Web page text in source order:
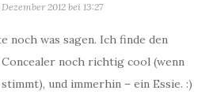
2012 bei 13:27
noch was sagen. Ich finde den
Concealer noch richtig cool (wenn
und immerhin – ein Essie. :)